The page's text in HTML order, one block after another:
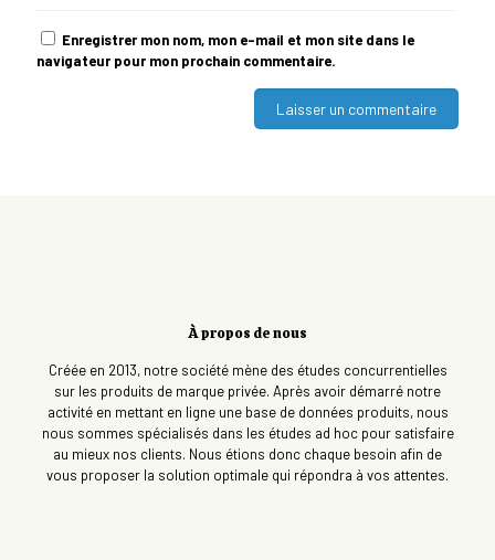
Enregistrer mon nom, mon e-mail et mon site dans le
navigateur pour mon prochain commentaire.
À propos de nous
Créée en 2013, notre société mène des études concurrentielles
sur les produits de marque privée. Après avoir démarré notre
activité en mettant en ligne une base de données produits, nous
nous sommes spécialisés dans les études ad hoc pour satisfaire
au mieux nos clients. Nous étions donc chaque besoin afin de
vous proposer la solution optimale qui répondra à vos attentes.